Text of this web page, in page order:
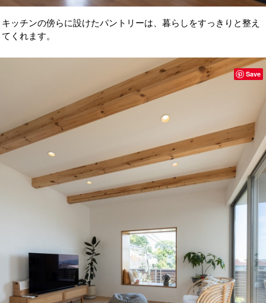
キッチンの傍らに設けたパントリーは、暮らしをすっきりと整え
てくれます。
Save